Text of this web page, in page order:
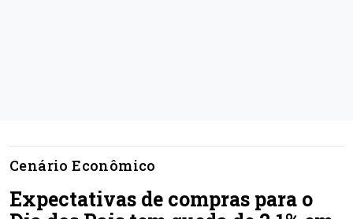
Cenário Econômico
Expectativas de compras para o